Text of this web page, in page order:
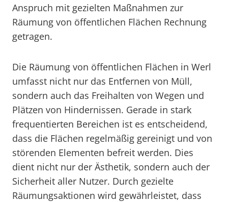
Anspruch mit gezielten Maßnahmen zur
Räumung von öffentlichen Flächen Rechnung
getragen.
Die Räumung von öffentlichen Flächen in Werl
umfasst nicht nur das Entfernen von Müll,
sondern auch das Freihalten von Wegen und
Plätzen von Hindernissen. Gerade in stark
frequentierten Bereichen ist es entscheidend,
dass die Flächen regelmäßig gereinigt und von
störenden Elementen befreit werden. Dies
dient nicht nur der Ästhetik, sondern auch der
Sicherheit aller Nutzer. Durch gezielte
Räumungsaktionen wird gewährleistet, dass